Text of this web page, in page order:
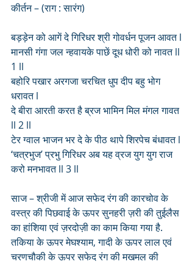
कीर्तन – (राग : सारंग)
बड़ड़ेन को आगें दे गिरिधर श्री गोवर्धन पूजन आवत l
मानसी गंगा जल न्हवायके पाछें दूध धोरी को नावत ll
1 ll
बहोरि पखार अरगजा चरचित धुप दीप बहु भोग
धरावत l
दे बीरा आरती करत है ब्रज भामिन मिल मंगल गावत
ll 2 ll
टेर ग्वाल भाजन भर दे के पीठ थापे शिरपेच बंधावत l
‘चत्रभुज’ प्रभु गिरिधर अब यह व्रज युग युग राज
करो मनभावत ll 3 ll
साज – श्रीजी में आज सफेद रंग की कारचोव के
वस्त्र की पिछवाई के ऊपर सुनहरी ज़री की तुईलैस
का हांशिया एवं ज़रदोज़ी का काम किया गया है.
तकिया के ऊपर मेघश्याम, गादी के ऊपर लाल एवं
चरणचौकी के ऊपर सफेद रंग की मखमल की